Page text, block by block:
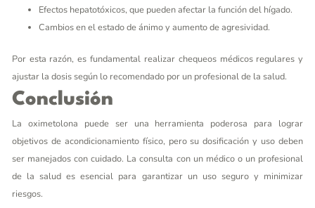
Efectos hepatotóxicos, que pueden afectar la función del hígado.
Cambios en el estado de ánimo y aumento de agresividad.
Por esta razón, es fundamental realizar chequeos médicos regulares y
ajustar la dosis según lo recomendado por un profesional de la salud.
Conclusión
La oximetolona puede ser una herramienta poderosa para lograr
objetivos de acondicionamiento físico, pero su dosificación y uso deben
ser manejados con cuidado. La consulta con un médico o un profesional
de la salud es esencial para garantizar un uso seguro y minimizar
riesgos.